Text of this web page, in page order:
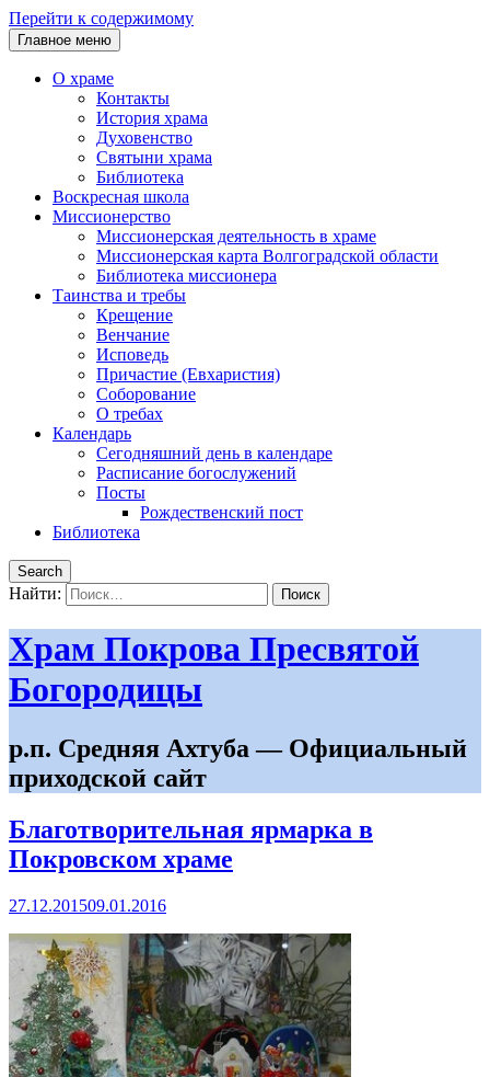
Перейти к содержимому
Главное меню
О храме
Контакты
История храма
Духовенство
Святыни храма
Библиотека
Воскресная школа
Миссионерство
Миссионерская деятельность в храме
Миссионерская карта Волгоградской области
Библиотека миссионера
Таинства и требы
Крещение
Венчание
Исповедь
Причастие (Евхаристия)
Соборование
О требах
Календарь
Сегодняшний день в календаре
Расписание богослужений
Посты
Рождественский пост
Библиотека
Search
Найти:
Храм Покрова Пресвятой
Богородицы
р.п. Средняя Ахтуба — Официальный
приходской сайт
Благотворительная ярмарка в
Покровском храме
27.12.201509.01.2016